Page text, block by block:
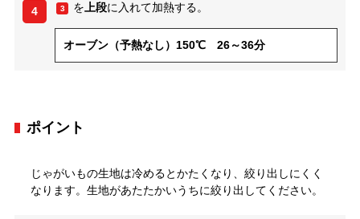
4 3 を上段に入れて加熱する。
オーブン（予熱なし）150℃ 26～36分
ポイント
じゃがいもの生地は冷めるとかたくなり、絞り出しにくく
なります。生地があたたかいうちに絞り出してください。